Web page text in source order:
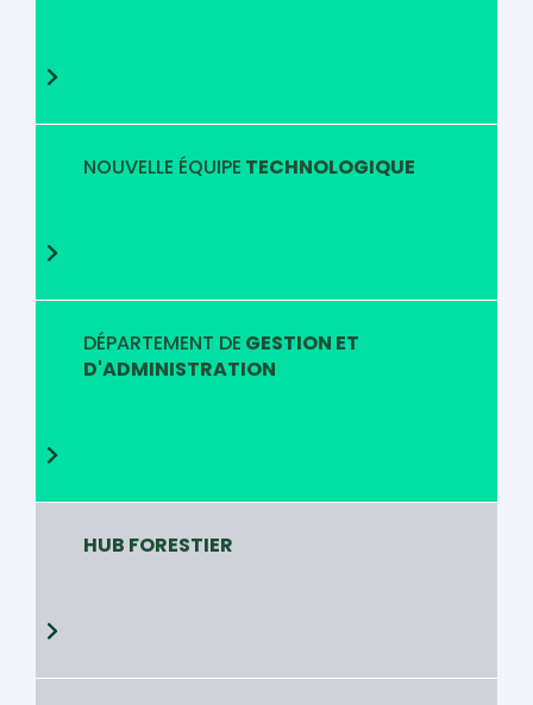
NOUVELLE ÉQUIPE TECHNOLOGIQUE
DÉPARTEMENT DE GESTION ET
D'ADMINISTRATION
HUB FORESTIER